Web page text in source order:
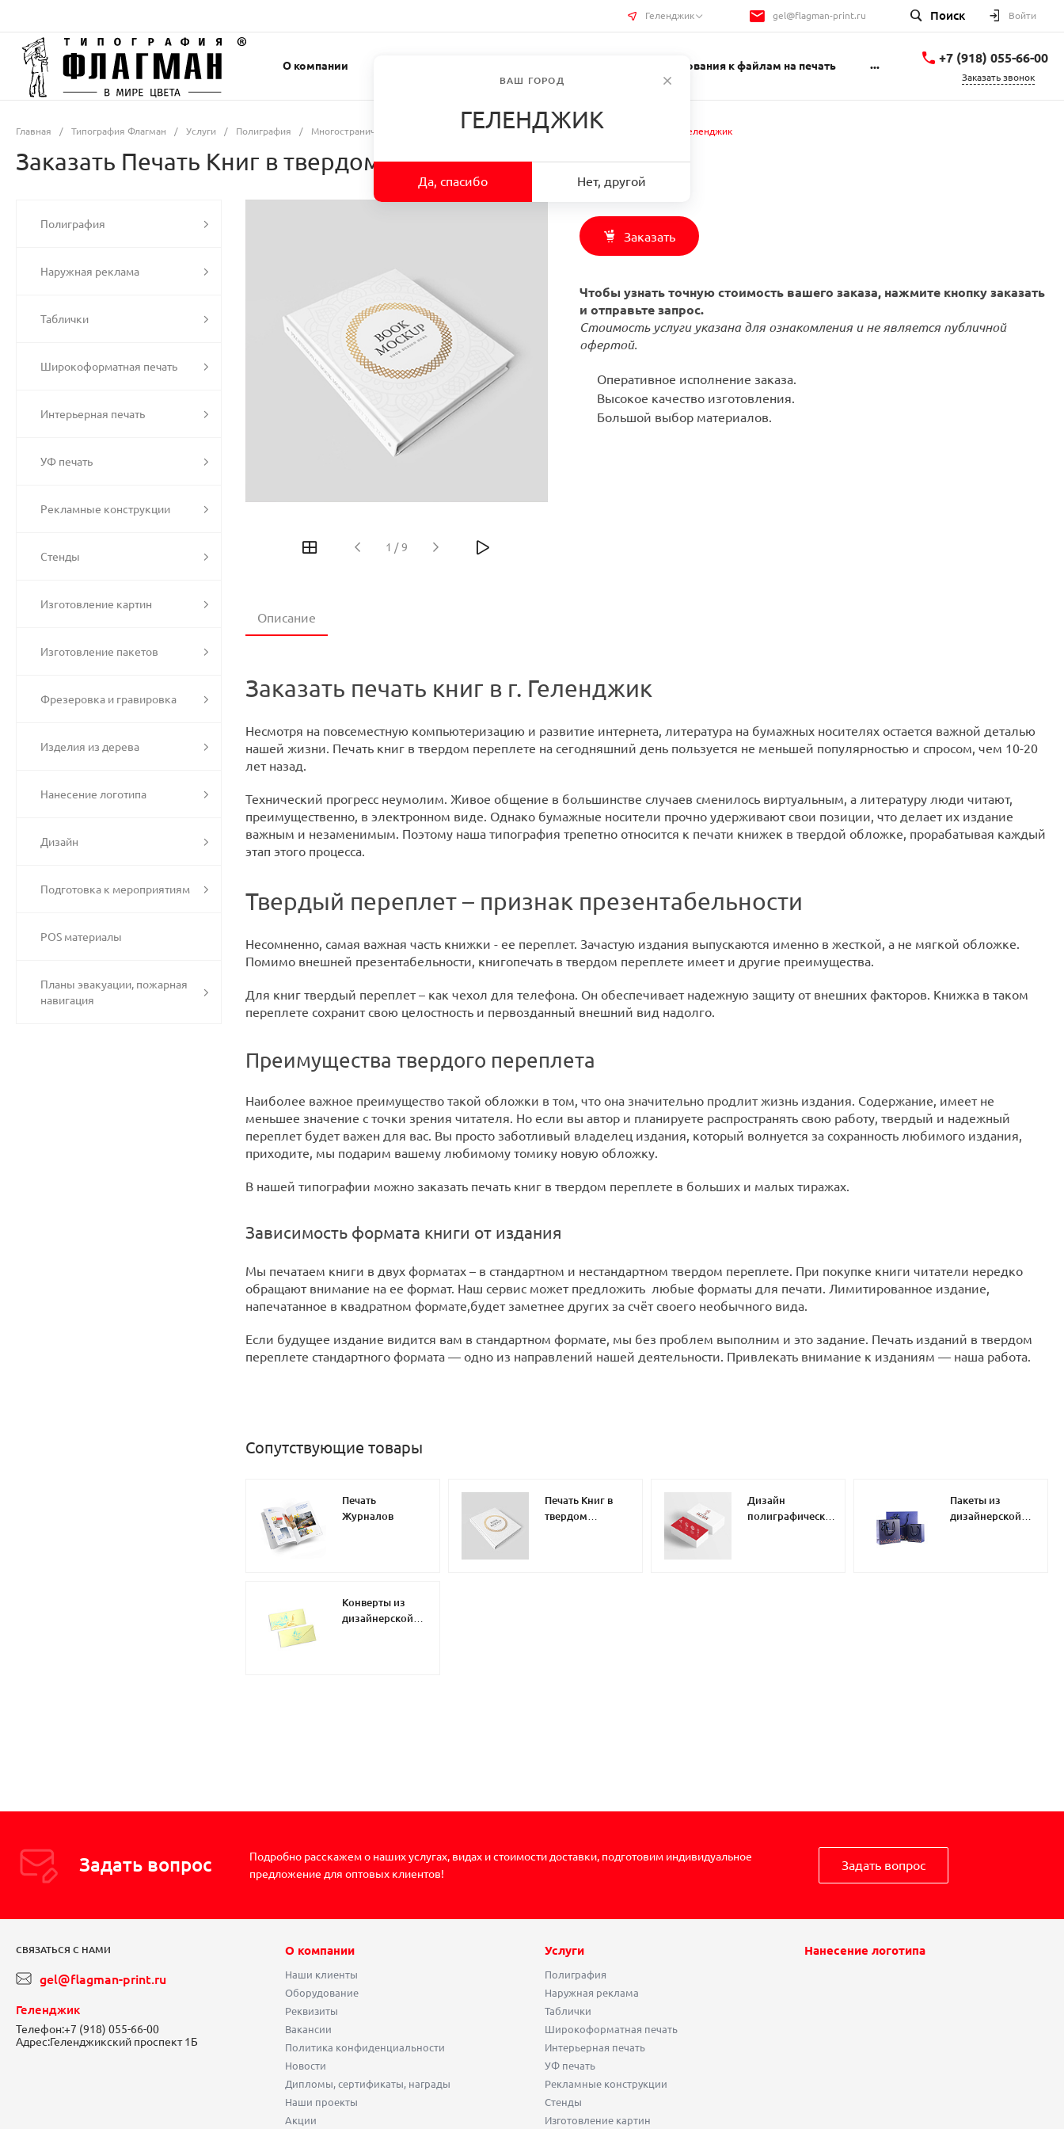
Геленджик gel@flagman-print.ru Поиск Войти
О компании Требования к файлам на печать ... +7 (918) 055-66-00
Заказать звонок
Главная / Типография Флагман / Услуги / Полиграфия / Многостраничная полиграфия Заказать Печать Книг в твердом переплете в г. Геленджик
Заказать Печать Книг в твердом переплете в г. Геленджик
Полиграфия
Наружная реклама
Таблички
Широкоформатная печать
Интерьерная печать
УФ печать
Рекламные конструкции
Стенды
Изготовление картин
Изготовление пакетов
Фрезеровка и гравировка
Изделия из дерева
Нанесение логотипа
Дизайн
Подготовка к мероприятиям
POS материалы
Планы эвакуации, пожарная
навигация
1 / 9
Заказать
Чтобы узнать точную стоимость вашего заказа, нажмите кнопку заказать
и отправьте запрос.
Стоимость услуги указана для ознакомления и не является публичной
офертой.
Оперативное исполнение заказа.
Высокое качество изготовления.
Большой выбор материалов.
Описание
Заказать печать книг в г. Геленджик
Несмотря на повсеместную компьютеризацию и развитие интернета, литература на бумажных носителях остается важной деталью
нашей жизни. Печать книг в твердом переплете на сегодняшний день пользуется не меньшей популярностью и спросом, чем 10-20
лет назад.
Технический прогресс неумолим. Живое общение в большинстве случаев сменилось виртуальным, а литературу люди читают,
преимущественно, в электронном виде. Однако бумажные носители прочно удерживают свои позиции, что делает их издание
важным и незаменимым. Поэтому наша типография трепетно относится к печати книжек в твердой обложке, прорабатывая каждый
этап этого процесса.
Твердый переплет – признак презентабельности
Несомненно, самая важная часть книжки - ее переплет. Зачастую издания выпускаются именно в жесткой, а не мягкой обложке.
Помимо внешней презентабельности, книгопечать в твердом переплете имеет и другие преимущества.
Для книг твердый переплет – как чехол для телефона. Он обеспечивает надежную защиту от внешних факторов. Книжка в таком
переплете сохранит свою целостность и первозданный внешний вид надолго.
Преимущества твердого переплета
Наиболее важное преимущество такой обложки в том, что она значительно продлит жизнь издания. Содержание, имеет не
меньшее значение с точки зрения читателя. Но если вы автор и планируете распространять свою работу, твердый и надежный
переплет будет важен для вас. Вы просто заботливый владелец издания, который волнуется за сохранность любимого издания,
приходите, мы подарим вашему любимому томику новую обложку.
В нашей типографии можно заказать печать книг в твердом переплете в больших и малых тиражах.
Зависимость формата книги от издания
Мы печатаем книги в двух форматах – в стандартном и нестандартном твердом переплете. При покупке книги читатели нередко
обращают внимание на ее формат. Наш сервис может предложить любые форматы для печати. Лимитированное издание,
напечатанное в квадратном формате,будет заметнее других за счёт своего необычного вида.
Если будущее издание видится вам в стандартном формате, мы без проблем выполним и это задание. Печать изданий в твердом
переплете стандартного формата — одно из направлений нашей деятельности. Привлекать внимание к изданиям — наша работа.
Сопутствующие товары
Печать
Журналов
Печать Книг в
твердом
Дизайн
полиграфической
Пакеты из
дизайнерской
Конверты из
дизайнерской
Задать вопрос
Подробно расскажем о наших услугах, видах и стоимости доставки, подготовим индивидуальное
предложение для оптовых клиентов!
Задать вопрос
СВЯЗАТЬСЯ С НАМИ
gel@flagman-print.ru
Геленджик
Телефон:+7 (918) 055-66-00
Адрес:Геленджикский проспект 1Б
О компании
Наши клиенты
Оборудование
Реквизиты
Вакансии
Политика конфиденциальности
Новости
Дипломы, сертификаты, награды
Наши проекты
Акции
Услуги
Полиграфия
Наружная реклама
Таблички
Широкоформатная печать
Интерьерная печать
УФ печать
Рекламные конструкции
Стенды
Изготовление картин
Нанесение логотипа
ВАШ ГОРОД
ГЕЛЕНДЖИК
Да, спасибо Нет, другой